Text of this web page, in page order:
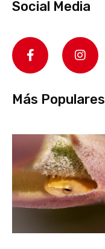
Social Media
Más Populares